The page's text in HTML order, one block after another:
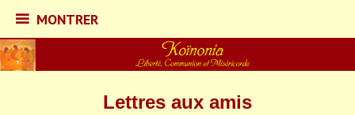
MONTRER
MONTRER
Skip
to
Lettres aux amis